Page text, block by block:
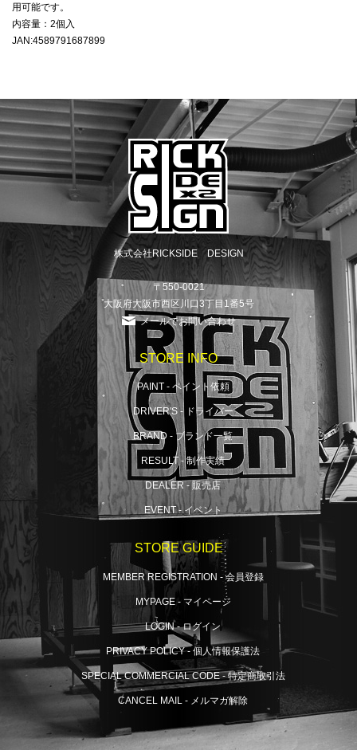
用可能です。
内容量：2個入
JAN:4589791687899
株式会社RICKSIDE DESIGN
〒550-0021
大阪府大阪市西区川口3丁目1番5号
メールでお問い合わせ
STORE INFO
PAINT - ペイント依頼
DRIVER'S - ドライバー
BRAND - ブランド一覧
RESULT - 制作実績
DEALER - 販売店
EVENT - イベント
STORE GUIDE
MEMBER REGISTRATION - 会員登録
MYPAGE - マイページ
LOGIN - ログイン
PRIVACY POLICY - 個人情報保護法
SPECIAL COMMERCIAL CODE - 特定商取引法
CANCEL MAIL - メルマガ解除